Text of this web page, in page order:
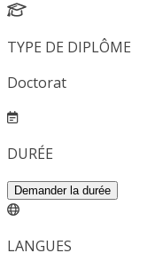
TYPE DE DIPLÔME
Doctorat
DURÉE
Demander la durée
LANGUES